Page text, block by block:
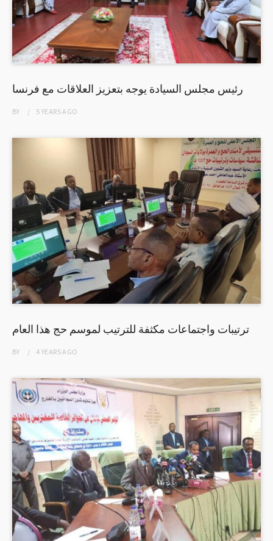
رئيس مجلس السيادة يوجه بتعزيز العلاقات مع فرنسا
BY 5 YEARSAGO
ترتيبات واجتماعات مكثفة للترتيب لموسم حج هذا العام
BY 4 YEARSAGO